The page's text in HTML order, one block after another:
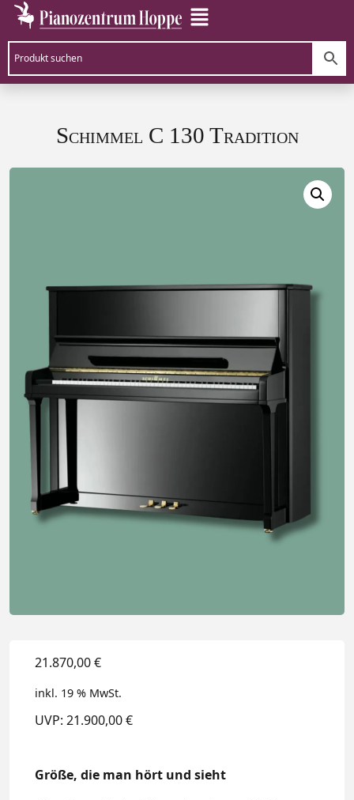
Schimmel C 130 Tradition
21.870,00€
inkl. 19 % MwSt.
UVP: 21.900,00 €
Größe, die man hört und sieht